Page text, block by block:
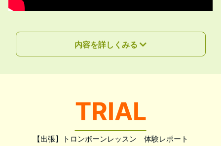
内容を詳しくみる
【出張】トロンボーンレッスン 体験レポート
TRIAL